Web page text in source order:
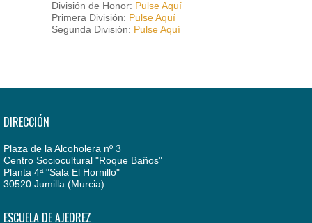
División de Honor: Pulse Aquí
Primera División: Pulse Aquí
Segunda División: Pulse Aquí
DIRECCIÓN
Plaza de la Alcoholera nº 3
Centro Sociocultural "Roque Baños"
Planta 4ª "Sala El Hornillo"
30520 Jumilla (Murcia)
ESCUELA DE AJEDREZ